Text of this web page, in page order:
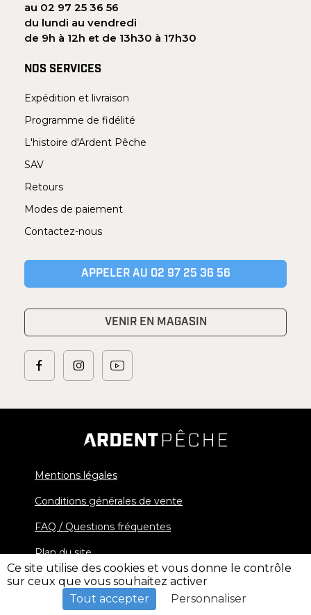
au 02 97 25 36 56
du lundi au vendredi
de 9h à 12h et de 13h30 à 17h30
NOS SERVICES
Expédition et livraison
Programme de fidélité
L'histoire d'Ardent Pêche
SAV
Retours
Modes de paiement
Contactez-nous
APPELER AU 02 97 25 36 56
VENIR EN MAGASIN
Mentions légales
Conditions générales de vente
FAQ / Questions fréquentes
Plan du site
© 2026 Ardent Pêche - All rights reserved
Ce site utilise des cookies et vous donne le contrôle
sur ceux que vous souhaitez activer
Tout accepter
Personnaliser